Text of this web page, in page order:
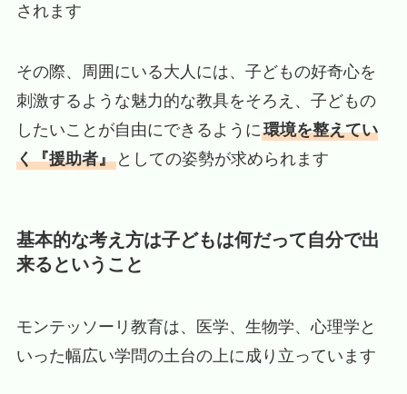
されます
その際、周囲にいる大人には、子どもの好奇心を
刺激するような魅力的な教具をそろえ、子どもの
したいことが自由にできるように環境を整えてい
く『援助者』としての姿勢が求められます
基本的な考え方は子どもは何だって自分で出
来るということ
モンテッソーリ教育は、医学、生物学、心理学と
いった幅広い学問の土台の上に成り立っています